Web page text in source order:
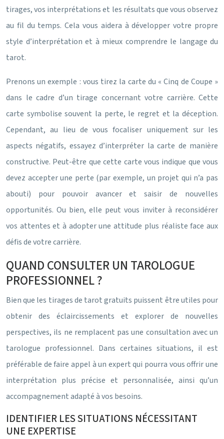
tirages, vos interprétations et les résultats que vous observez
au fil du temps. Cela vous aidera à développer votre propre
style d’interprétation et à mieux comprendre le langage du
tarot.
Prenons un exemple : vous tirez la carte du « Cinq de Coupe »
dans le cadre d’un tirage concernant votre carrière. Cette
carte symbolise souvent la perte, le regret et la déception.
Cependant, au lieu de vous focaliser uniquement sur les
aspects négatifs, essayez d’interpréter la carte de manière
constructive. Peut-être que cette carte vous indique que vous
devez accepter une perte (par exemple, un projet qui n’a pas
abouti) pour pouvoir avancer et saisir de nouvelles
opportunités. Ou bien, elle peut vous inviter à reconsidérer
vos attentes et à adopter une attitude plus réaliste face aux
défis de votre carrière.
QUAND CONSULTER UN TAROLOGUE
PROFESSIONNEL ?
Bien que les tirages de tarot gratuits puissent être utiles pour
obtenir des éclaircissements et explorer de nouvelles
perspectives, ils ne remplacent pas une consultation avec un
tarologue professionnel. Dans certaines situations, il est
préférable de faire appel à un expert qui pourra vous offrir une
interprétation plus précise et personnalisée, ainsi qu’un
accompagnement adapté à vos besoins.
IDENTIFIER LES SITUATIONS NÉCESSITANT
UNE EXPERTISE